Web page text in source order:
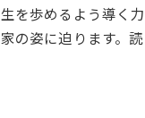
を歩めるよう導く
の姿に迫ります。